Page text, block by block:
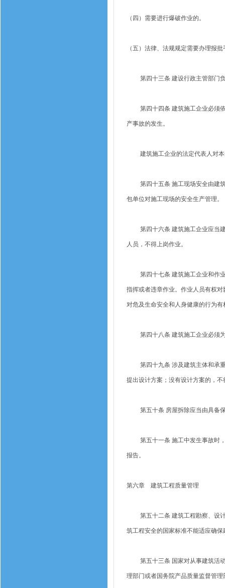
（四）需要进行爆破作业的。
（五）法律、法规规定需要办理报
第四十三条 建设行政主管部门负
第四十四条 建筑施工企业必须依
产事故的发生。
建筑施工企业的法定代表人对本
第四十五条 施工现场安全由建筑
包单位对施工现场的安全生产管理。
第四十六条 建筑施工企业应当建
人员，不得上岗作业。
第四十七条 建筑施工企业和作业
指挥或者违章作业。作业人员有权
对危及生命安全和人身健康的行为
第四十八条 建筑施工企业必须为
第四十九条 涉及建筑主体和承重
提出设计方案；没有设计方案的，不
第五十条 房屋拆除应当由具备保
第五十一条 施工中发生事故时，
报告。
第六章 建筑工程质量管理
第五十二条 建筑工程勘察、设计
筑工程安全的国家标准不能适应确
第五十三条 国家对从事建筑活动
理部门或者国务院产品质量监督管